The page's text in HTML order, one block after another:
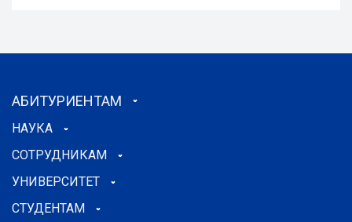
АБИТУРИЕНТАМ
НАУКА
СОТРУДНИКАМ
УНИВЕРСИТЕТ
СТУДЕНТАМ